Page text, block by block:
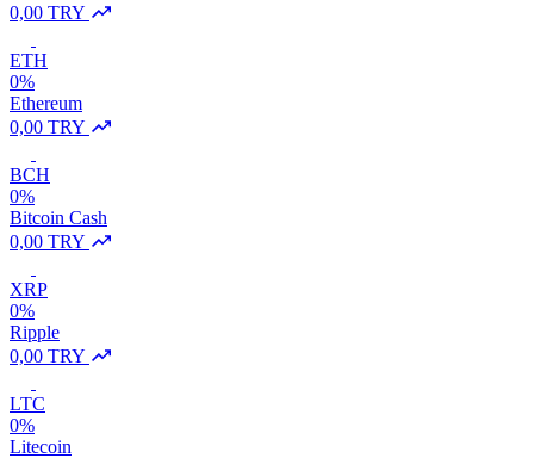
0,00 TRY
ETH
0%
Ethereum
0,00 TRY
BCH
0%
Bitcoin Cash
0,00 TRY
XRP
0%
Ripple
0,00 TRY
LTC
0%
Litecoin